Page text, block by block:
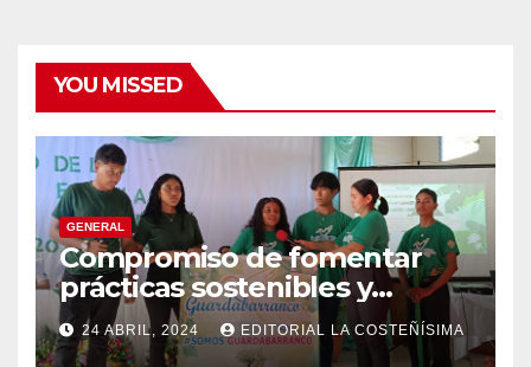
YOU MISSED
GENERAL
Compromiso de fomentar
prácticas sostenibles y
conciencia ecológica en las
instituciones educativas
24 ABRIL, 2024 EDITORIAL LA COSTEÑÍSIMA